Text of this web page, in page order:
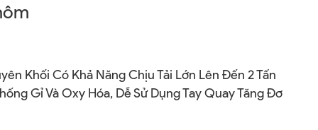
Khối Có Khả Năng Chịu Tải Lớn Lên Đến 2 Tấn
Gỉ Và Oxy Hóa, Dễ Sử Dụng Tay Quay Tăng Đơ